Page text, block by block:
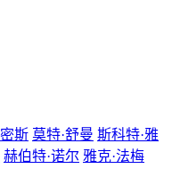
斯 莫特·舒曼 斯科特·雅
赫伯特·诺尔 雅克·法梅